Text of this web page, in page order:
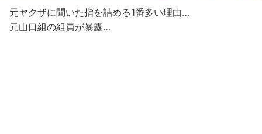
元ヤクザに聞いた指を詰める1番多い理由…
元山口組の組員が暴露…